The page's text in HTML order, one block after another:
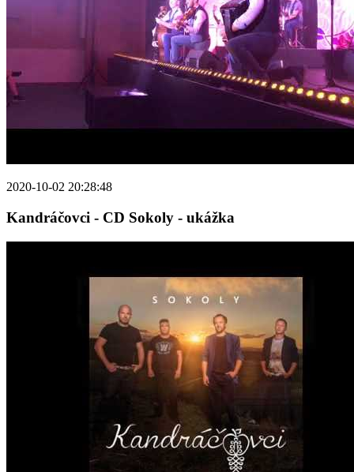
2020-10-02 20:28:48
Kandráčovci - CD Sokoly - ukážka